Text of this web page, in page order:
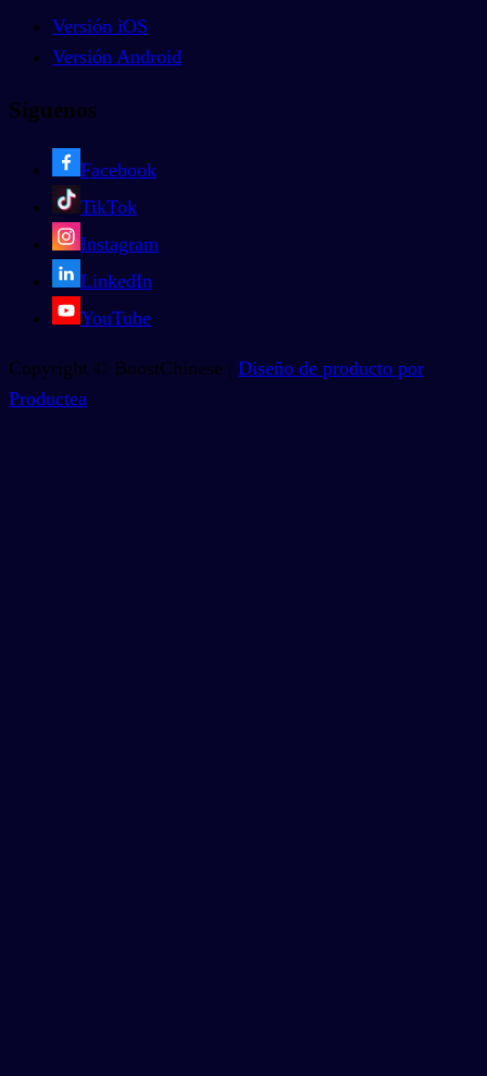
Versión iOS
Versión Android
Síguenos
Facebook
TikTok
Instagram
LinkedIn
YouTube
Copyright © BoostChinese | Diseño de producto por
Productea